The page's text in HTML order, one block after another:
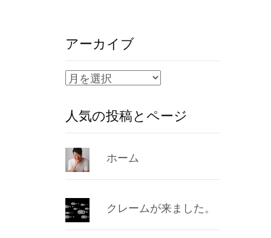
アーカイブ
ア
カ
イ
ブ
人気の投稿とページ
ホーム
クレームが来ました。